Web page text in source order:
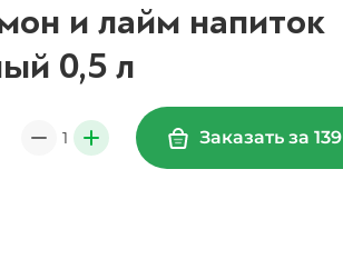
и лайм напиток
0,5 л
1 + Заказать за 139